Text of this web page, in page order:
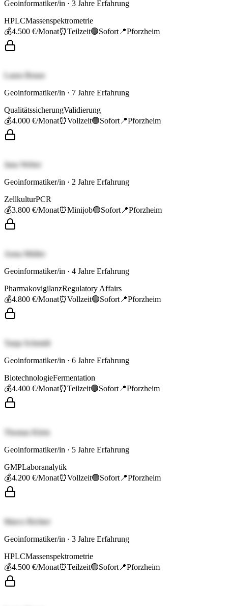
Geoinformatiker/in · 3 Jahre Erfahrung
HPLCMassenspektrometrie
💰4.500 €/Monat⏰Teilzeit🟢Sofort 📍Pforzheim
Laura Braun
Geoinformatiker/in · 7 Jahre Erfahrung
QualitätssicherungValidierung
💰4.000 €/Monat⏰Vollzeit🟢Sofort 📍Pforzheim
Jana Weber
Geoinformatiker/in · 2 Jahre Erfahrung
ZellkulturPCR
💰3.800 €/Monat⏰Minijob🟢Sofort 📍Pforzheim
Anna Müller
Geoinformatiker/in · 4 Jahre Erfahrung
PharmakovigilanzRegulatory Affairs
💰4.800 €/Monat⏰Vollzeit🟢Sofort 📍Pforzheim
Tanja Schmidt
Geoinformatiker/in · 6 Jahre Erfahrung
BiotechnologieFermentation
💰4.400 €/Monat⏰Teilzeit🟢Sofort 📍Pforzheim
Thomas Klein
Geoinformatiker/in · 5 Jahre Erfahrung
GMPLaboranalytik
💰4.200 €/Monat⏰Vollzeit🟢Sofort 📍Pforzheim
Marco Richter
Geoinformatiker/in · 3 Jahre Erfahrung
HPLCMassenspektrometrie
💰4.500 €/Monat⏰Teilzeit🟢Sofort 📍Pforzheim